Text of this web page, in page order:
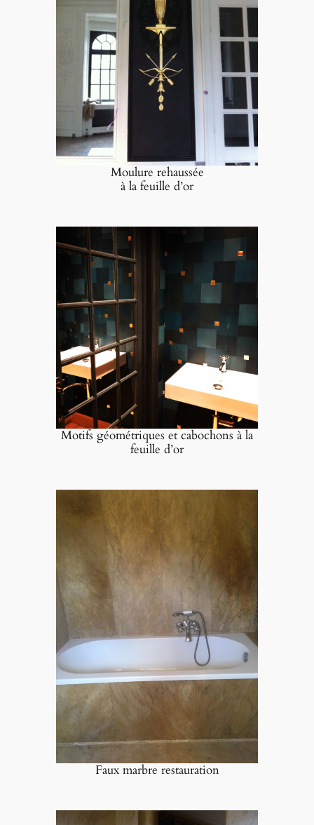
Moulure rehaussée
à la feuille d’or
Motifs géométriques et cabochons à la
feuille d’or
Faux marbre restauration